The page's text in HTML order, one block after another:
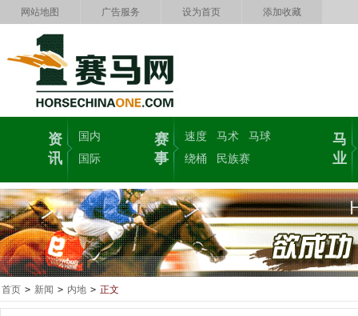
网站地图 广告服务 设为首页 添加收藏
资
讯
国内
国际
赛
事
速度 马术
马球
绕桶
民族赛
马
业
首页 > 新闻 > 内地 > 正文